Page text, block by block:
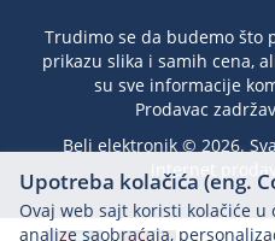
Trudimo se da budemo što
prikazu slika i samih cena,
su sve informacije
Prodavac
Beli elektronik © 2026.
internet
Upotreba kolačića (eng.
Ovaj web sajt koristi kolačiće
analize saobraćaja,